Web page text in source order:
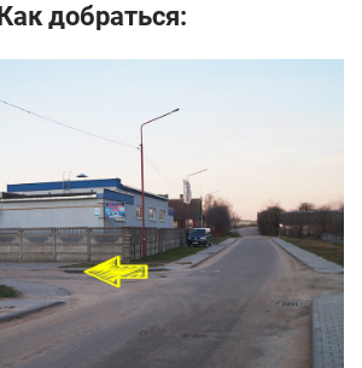
Как добраться: